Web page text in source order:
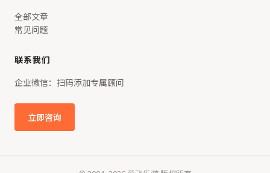
全部文章
常见问题
联系我们
企业微信：扫码添加专属顾问
立即咨询